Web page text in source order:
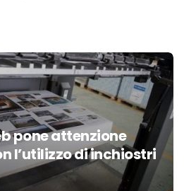
pone attenzione
l’utilizzo di inchiostri